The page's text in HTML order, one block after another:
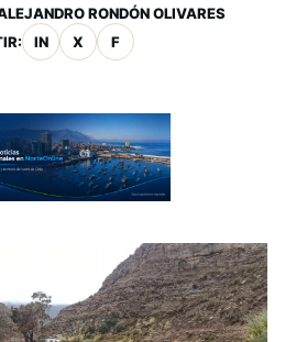
RONDÓN OLIVARES
IN X F